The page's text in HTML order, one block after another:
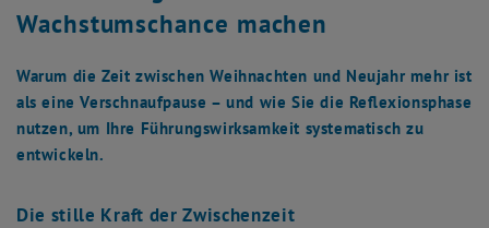
Wachstumschance machen
Warum die Zeit zwischen Weihnachten und Neujahr mehr ist
als eine Verschnaufpause – und wie Sie die Reflexionsphase
nutzen, um Ihre Führungswirksamkeit systematisch zu
entwickeln.
Die stille Kraft der Zwischenzeit